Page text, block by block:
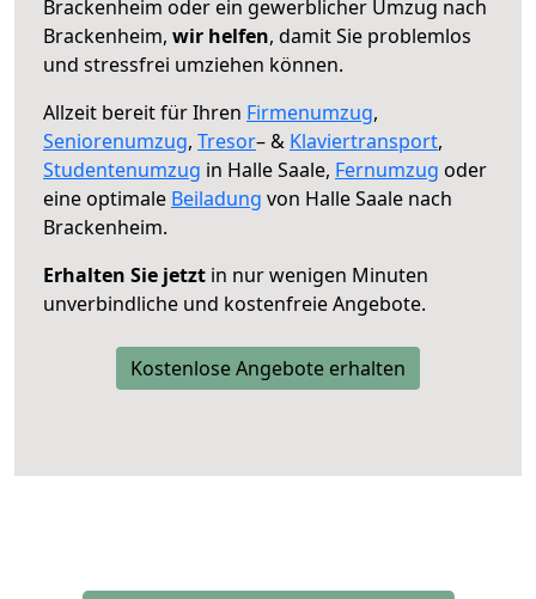
Brackenheim oder ein gewerblicher Umzug nach
Brackenheim, wir helfen, damit Sie problemlos
und stressfrei umziehen können.
Allzeit bereit für Ihren Firmenumzug,
Seniorenumzug, Tresor– & Klaviertransport,
Studentenumzug in Halle Saale, Fernumzug oder
eine optimale Beiladung von Halle Saale nach
Brackenheim.
Erhalten Sie jetzt in nur wenigen Minuten
unverbindliche und kostenfreie Angebote.
Kostenlose Angebote erhalten